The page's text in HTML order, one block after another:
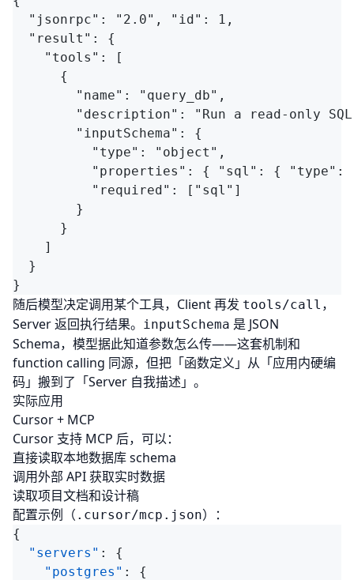
随后模型决定调用某个工具，Client 再发 tools/call ，
Server 返回执行结果。 inputSchema 是 JSON
Schema，模型据此知道参数怎么传——这套机制和
function calling 同源，但把「函数定义」从「应用内硬编
码」搬到了「Server 自我描述」。
实际应用
Cursor + MCP
Cursor 支持 MCP 后，可以：
直接读取本地数据库 schema
调用外部 API 获取实时数据
读取项目文档和设计稿
配置示例（ .cursor/mcp.json）：
  "servers"
    "postgres"